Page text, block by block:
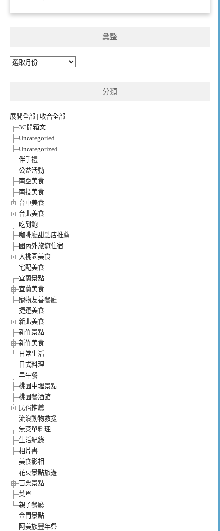
彙整
彙
分類
展開全部 | 收合全部
3C開箱文
Uncategoried
Uncategorized
伴手禮
公益活動
南亞美食
南投美食
台中美食
台北美食
吃到飽
咖啡廳甜點店推薦
國內外旅遊住宿
大桃園美食
宅配美食
宜蘭景點
宜蘭美食
寵物友善餐廳
捷運美食
新北美食
新竹景點
新竹美食
日常生活
日式料理
早午餐
桃園中壢景點
桃園餐酒館
民宿推薦
流浪動物救援
無菜單料理
生活紀錄
相片書
美食影相
花東景點旅遊
苗栗景點
菜單
親子餐廳
金門景點
阿美族豐年祭